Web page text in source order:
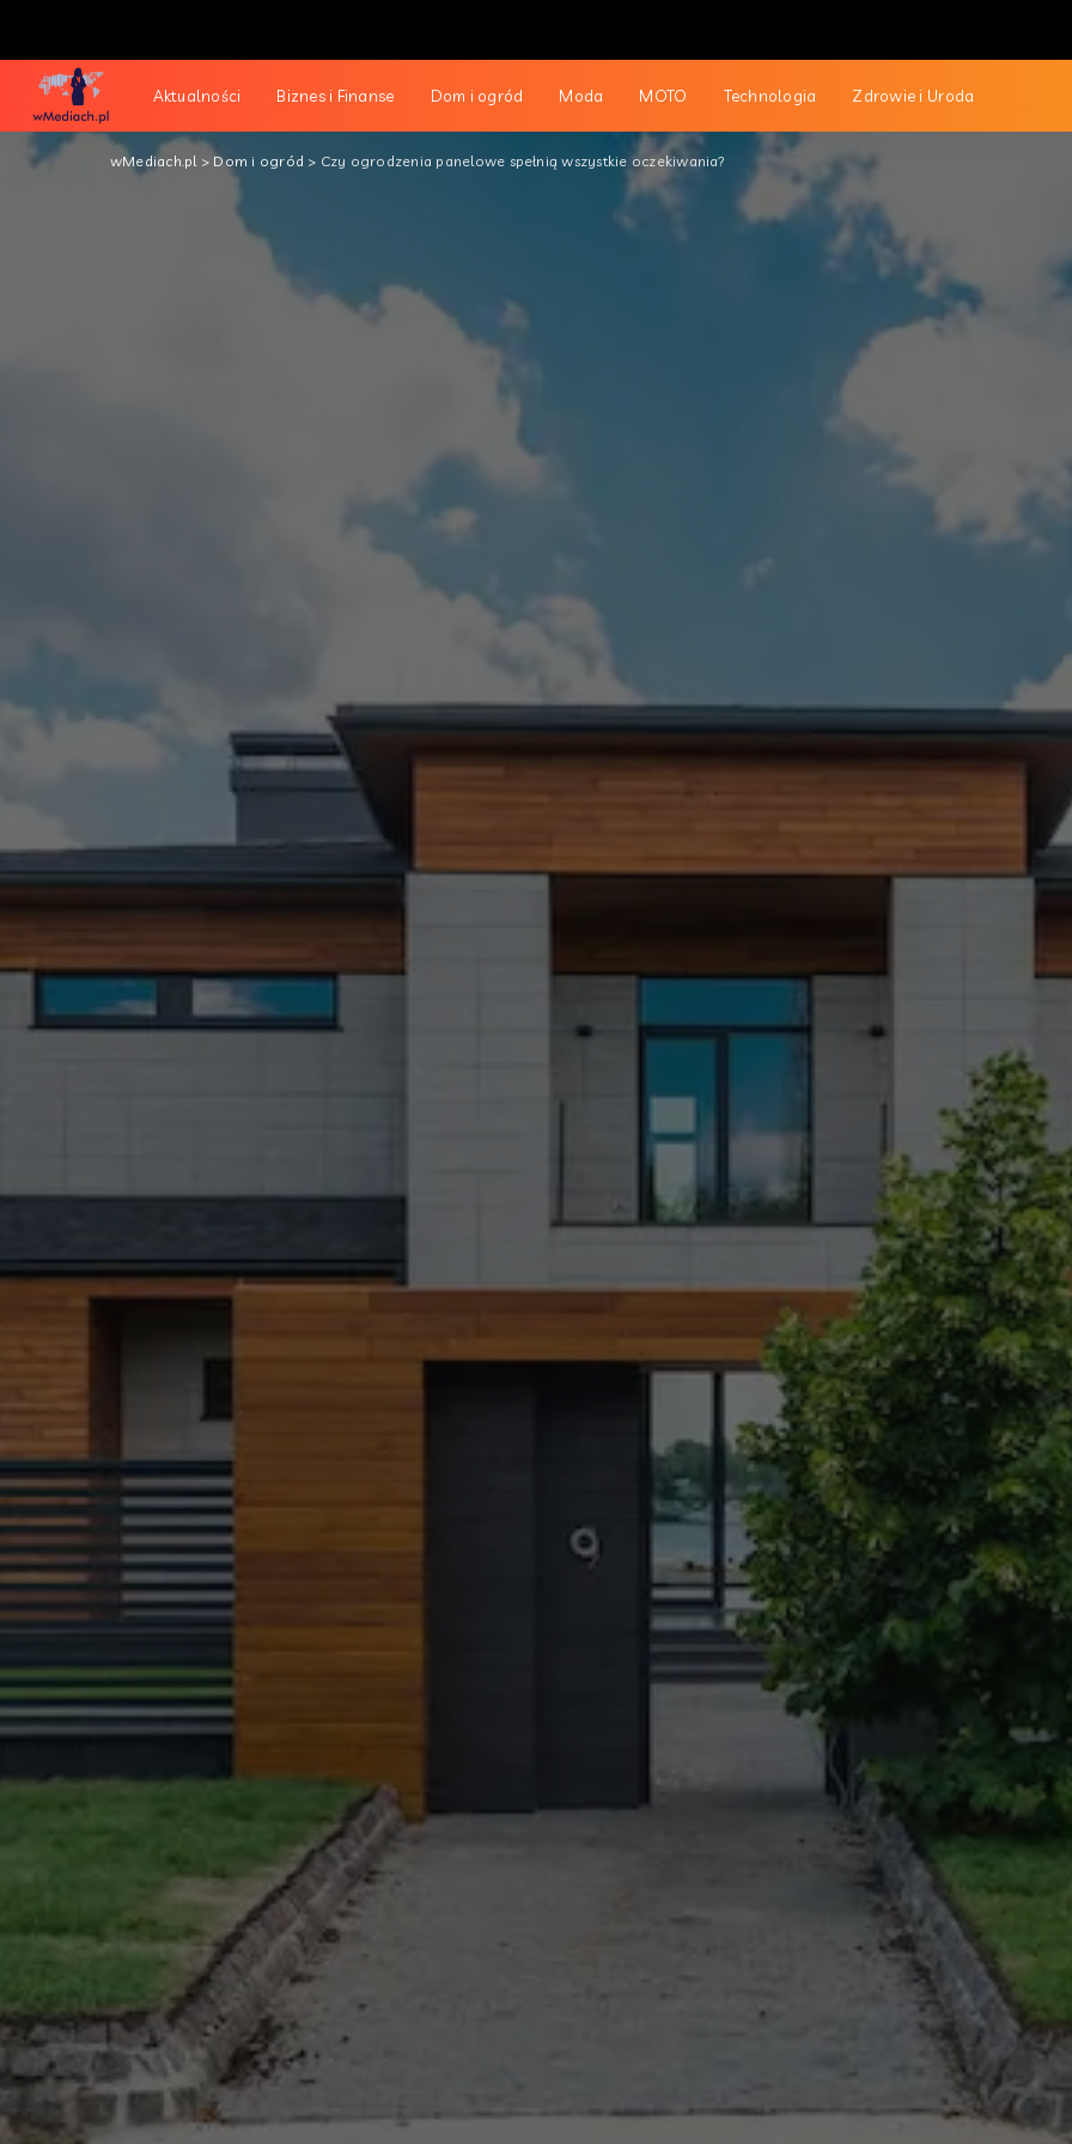
Aktualności Biznes i Finanse Dom i ogród Moda MOTO Technologia Zdrowie i Uroda
wMediach.pl> Dom i ogród > Czy ogrodzenia panelowe spełnią wszystkie oczekiwania?